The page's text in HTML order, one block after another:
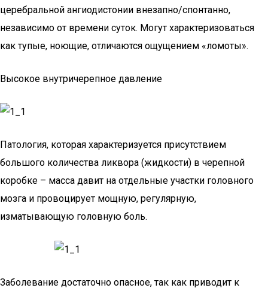
церебральной ангиодистонии внезапно/спонтанно,
независимо от времени суток. Могут характеризоваться
как тупые, ноющие, отличаются ощущением «ломоты».
Высокое внутричерепное давление
Патология, которая характеризуется присутствием
большого количества ликвора (жидкости) в черепной
коробке – масса давит на отдельные участки головного
мозга и провоцирует мощную, регулярную,
изматывающую головную боль.
Заболевание достаточно опасное, так как приводит к